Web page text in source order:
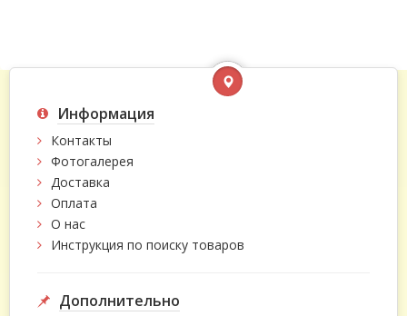
Информация
Контакты
Фотогалерея
Доставка
Оплата
О нас
Инструкция по поиску товаров
Дополнительно